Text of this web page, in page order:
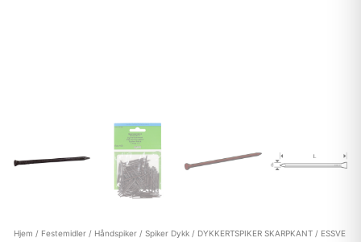
Hjem / Festemidler/ Håndspiker/ Spiker Dykk/ DYKKERTSPIKER SKARPKANT/ ESSVE